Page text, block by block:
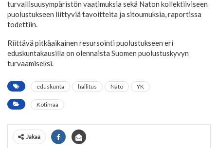
turvallisuusympäristön vaatimuksia sekä Naton kollektiiviseen
puolustukseen liittyviä tavoitteita ja sitoumuksia, raportissa
todettiin.
Riittävä pitkäaikainen resursointi puolustukseen eri
eduskuntakausilla on olennaista Suomen puolustuskyvyn
turvaamiseksi.
eduskunta hallitus Nato YK
Kotimaa
Jakaa